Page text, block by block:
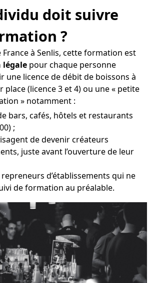
doit suivre
?
à Senlis, cette formation est
pour chaque personne
une licence de débit de boissons à
place (licence 3 et 4) ou une « petite
» notamment :
bars, cafés, hôtels et restaurants
;
de devenir créateurs
juste avant l’ouverture de leur
d’établissements qui ne
de formation au préalable.